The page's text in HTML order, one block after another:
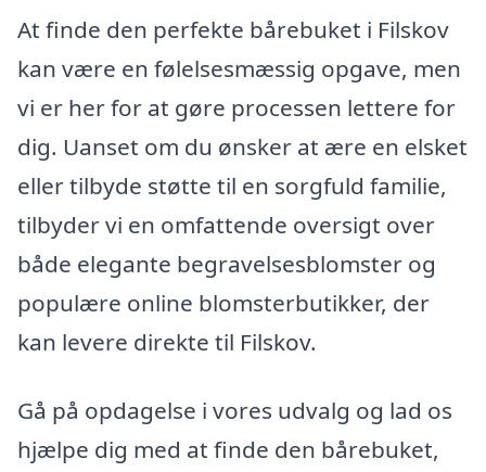
At finde den perfekte bårebuket i Filskov
kan være en følelsesmæssig opgave, men
vi er her for at gøre processen lettere for
dig. Uanset om du ønsker at ære en elsket
eller tilbyde støtte til en sorgfuld familie,
tilbyder vi en omfattende oversigt over
både elegante begravelsesblomster og
populære online blomsterbutikker, der
kan levere direkte til Filskov.
Gå på opdagelse i vores udvalg og lad os
hjælpe dig med at finde den bårebuket,